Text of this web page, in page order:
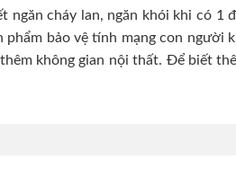
cháy lan, ngăn khói khi có 1
bảo vệ tính mạng con người
không gian nội thất. Để biết